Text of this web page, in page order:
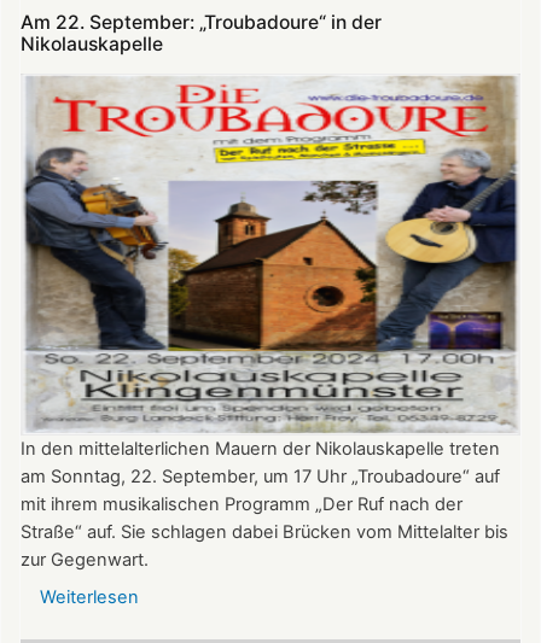
Nikolauskapelle
Am 22. September: „Troubadoure“ in der
Nikolauskapelle
In den mittelalterlichen Mauern der Nikolauskapelle treten
am Sonntag, 22. September, um 17 Uhr „Troubadoure“ auf
mit ihrem musikalischen Programm „Der Ruf nach der
Straße“ auf. Sie schlagen dabei Brücken vom Mittelalter bis
zur Gegenwart.
Weiterlesen